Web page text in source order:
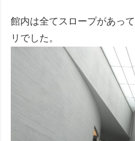
館内は全てスロープがあっ
リでした。